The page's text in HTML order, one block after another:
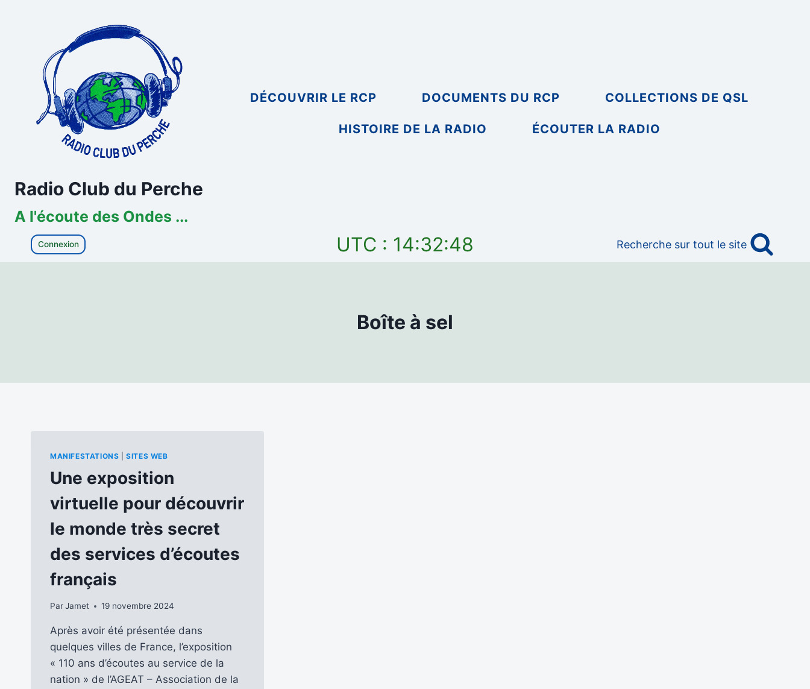
Radio Club du Perche
A l'écoute des Ondes ...
DÉCOUVRIR LE RCP DOCUMENTS DU RCP COLLECTIONS DE QSL
HISTOIRE DE LA RADIO ÉCOUTER LA RADIO
Connexion UTC : 14:32:48 Recherche sur tout le site
Boîte à sel
MANIFESTATIONS |SITES WEB
Une exposition
virtuelle pour découvrir
le monde très secret
des services d’écoutes
français
ParJamet 19 novembre 2024
Après avoir été présentée dans
quelques villes de France, l’exposition
« 110 ans d’écoutes au service de la
nation » de l’AGEAT – Association de la